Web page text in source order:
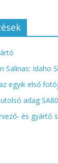
Salinas: Idaho
egyik első
adag
és gyártó